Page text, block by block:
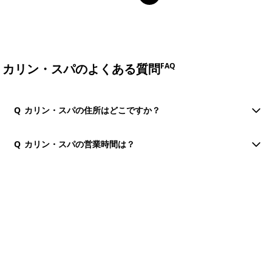
カリン・スパのよくある質問FAQ
Q カリン・スパの住所はどこですか？
Q カリン・スパの営業時間は？